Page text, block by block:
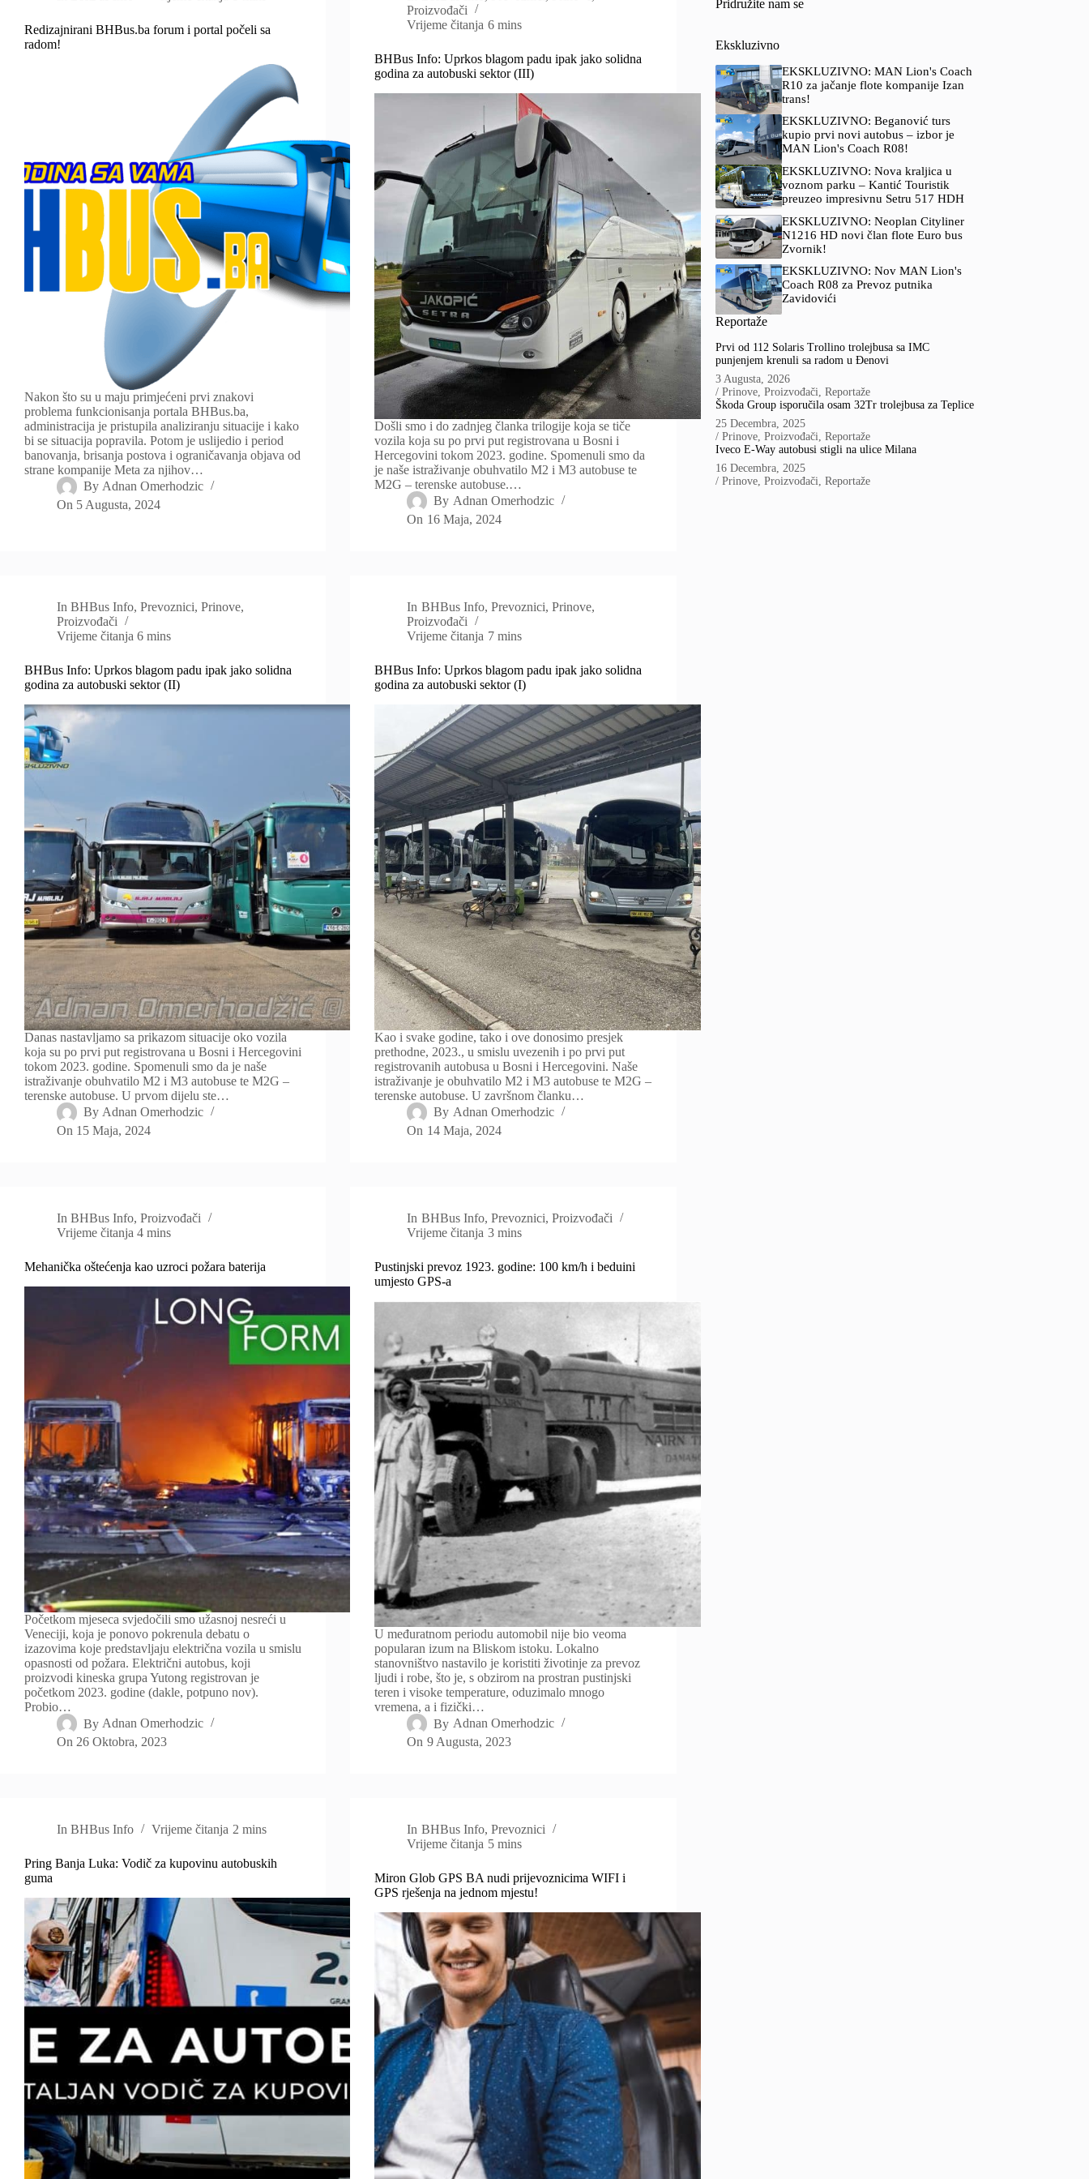
Redizajnirani BHBus.ba forum i portal počeli sa
radom!
Nakon što su u maju primjećeni prvi znakovi
problema funkcionisanja portala BHBus.ba,
administracija je pristupila analiziranju situacije i kako
bi se situacija popravila. Potom je uslijedio i period
banovanja, brisanja postova i ograničavanja objava od
strane kompanije Meta za njihov…
By Adnan Omerhodzic
On 5 Augusta, 2024
Proizvođači
Vrijeme čitanja 6 mins
BHBus Info: Uprkos blagom padu ipak jako solidna
godina za autobuski sektor (III)
Došli smo i do zadnjeg članka trilogije koja se tiče
vozila koja su po prvi put registrovana u Bosni i
Hercegovini tokom 2023. godine. Spomenuli smo da
je naše istraživanje obuhvatilo M2 i M3 autobuse te
M2G – terenske autobuse.…
By Adnan Omerhodzic
On 16 Maja, 2024
In BHBus Info,Prevoznici,Prinove,
Proizvođači
Vrijeme čitanja 6 mins
BHBus Info: Uprkos blagom padu ipak jako solidna
godina za autobuski sektor (II)
Danas nastavljamo sa prikazom situacije oko vozila
koja su po prvi put registrovana u Bosni i Hercegovini
tokom 2023. godine. Spomenuli smo da je naše
istraživanje obuhvatilo M2 i M3 autobuse te M2G –
terenske autobuse. U prvom dijelu ste…
By Adnan Omerhodzic
On 15 Maja, 2024
In BHBus Info, Prevoznici, Prinove,
Proizvođači
Vrijeme čitanja 7 mins
BHBus Info: Uprkos blagom padu ipak jako solidna
godina za autobuski sektor (I)
Kao i svake godine, tako i ove donosimo presjek
prethodne, 2023., u smislu uvezenih i po prvi put
registrovanih autobusa u Bosni i Hercegovini. Naše
istraživanje je obuhvatilo M2 i M3 autobuse te M2G –
terenske autobuse. U završnom članku…
By Adnan Omerhodzic
On 14 Maja, 2024
In BHBus Info,Proizvođači
Vrijeme čitanja 4 mins
Mehanička oštećenja kao uzroci požara baterija
Početkom mjeseca svjedočili smo užasnoj nesreći u
Veneciji, koja je ponovo pokrenula debatu o
izazovima koje predstavljaju električna vozila u smislu
opasnosti od požara. Električni autobus, koji
proizvodi kineska grupa Yutong registrovan je
početkom 2023. godine (dakle, potpuno nov).
Probio…
By Adnan Omerhodzic
On 26 Oktobra, 2023
In BHBus Info, Prevoznici, Proizvođači
Vrijeme čitanja 3 mins
Pustinjski prevoz 1923. godine: 100 km/h i beduini
umjesto GPS-a
U međuratnom periodu automobil nije bio veoma
popularan izum na Bliskom istoku. Lokalno
stanovništvo nastavilo je koristiti životinje za prevoz
ljudi i robe, što je, s obzirom na prostran pustinjski
teren i visoke temperature, oduzimalo mnogo
vremena, a i fizički…
By Adnan Omerhodzic
On 9 Augusta, 2023
In BHBus Info Vrijeme čitanja 2 mins
Pring Banja Luka: Vodič za kupovinu autobuskih
guma
In BHBus Info, Prevoznici
Vrijeme čitanja 5 mins
Miron Glob GPS BA nudi prijevoznicima WIFI i
GPS rješenja na jednom mjestu!
Pridružite nam se
Ekskluzivno
EKSKLUZIVNO: MAN Lion's Coach
R10 za jačanje flote kompanije Izan
trans!
EKSKLUZIVNO: Beganović turs
kupio prvi novi autobus – izbor je
MAN Lion's Coach R08!
EKSKLUZIVNO: Nova kraljica u
voznom parku – Kantić Touristik
preuzeo impresivnu Setru 517 HDH
EKSKLUZIVNO: Neoplan Cityliner
N1216 HD novi član flote Euro bus
Zvornik!
EKSKLUZIVNO: Nov MAN Lion's
Coach R08 za Prevoz putnika
Zavidovići
Reportaže
Prvi od 112 Solaris Trollino trolejbusa sa IMC
punjenjem krenuli sa radom u Đenovi
3 Augusta, 2026
/Prinove,Proizvođači,Reportaže
Škoda Group isporučila osam 32Tr trolejbusa za Teplice
25 Decembra, 2025
/Prinove,Proizvođači,Reportaže
Iveco E-Way autobusi stigli na ulice Milana
16 Decembra, 2025
/Prinove,Proizvođači,Reportaže